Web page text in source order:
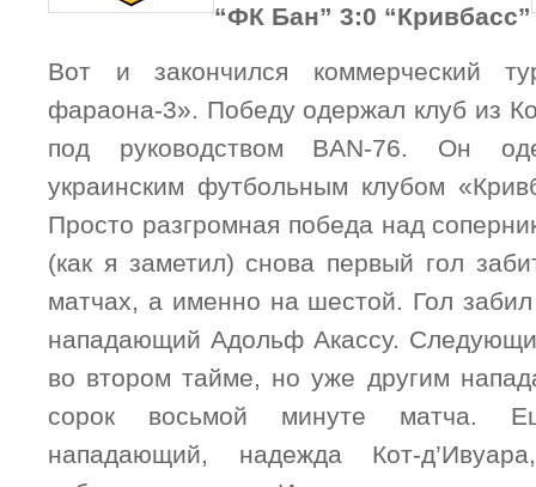
“ФК Бан” 3:0 “Кривбасс”
Вот и закончился коммерческий
фараона-3». Победу одержал клуб из
под руководством BAN-76. Он
украинским футбольным клубом
Просто разгромная победа над
(как я заметил) снова первый гол
матчах, а именно на шестой. Гол забил
нападающий Адольф Акассу.
во втором тайме, но уже другим
сорок восьмой минуте матча.
нападающий, надежда Кот-